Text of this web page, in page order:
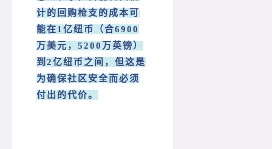
计的回购枪支的成本可
能在1亿纽币（合6900
万美元，5200万英镑）
到2亿纽币之间，但这是
为确保社区安全而必须
付出的代价。